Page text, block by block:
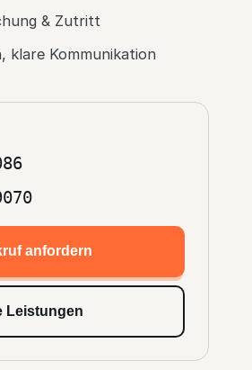
& Zutritt
klare Kommunikation
anfordern
Leistungen